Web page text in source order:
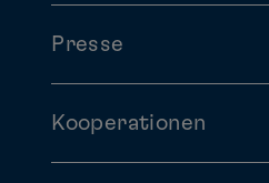
Presse
Kooperationen